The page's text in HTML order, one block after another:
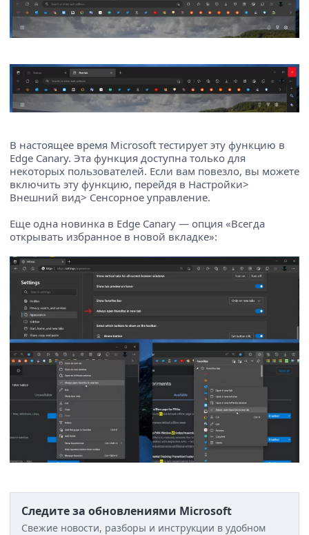
В настоящее время Microsoft тестирует эту функцию в
Edge Canary. Эта функция доступна только для
некоторых пользователей. Если вам повезло, вы можете
включить эту функцию, перейдя в Настройки>
Внешний вид> Сенсорное управление.
Еще одна новинка в Edge Canary — опция «Всегда
открывать избранное в новой вкладке»:
Следите за обновлениями Microsoft
Свежие новости, разборы и инструкции в удобном